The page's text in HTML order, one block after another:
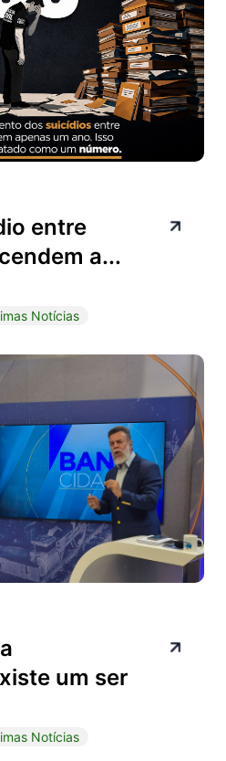
entre
a...
Notícias
um ser
Notícias